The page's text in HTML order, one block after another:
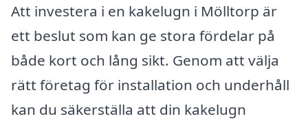
Att investera i en kakelugn i Mölltorp är
ett beslut som kan ge stora fördelar på
både kort och lång sikt. Genom att välja
rätt företag för installation och underhåll
kan du säkerställa att din kakelugn